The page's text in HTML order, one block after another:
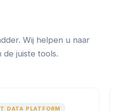
Wij helpen u naar
juiste tools.
DATA PLATFORM